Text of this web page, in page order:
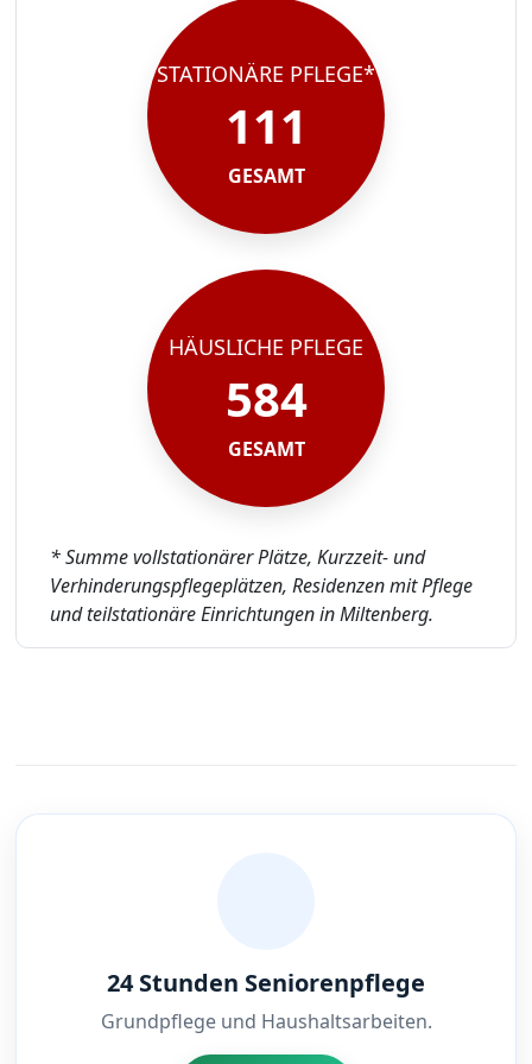
STATIONÄRE PFLEGE*
111
GESAMT
HÄUSLICHE PFLEGE
584
GESAMT
* Summe vollstationärer Plätze, Kurzzeit- und
Verhinderungspflegeplätzen, Residenzen mit Pflege
und teilstationäre Einrichtungen in Miltenberg.
24 Stunden Seniorenpflege
Grundpflege und Haushaltsarbeiten.